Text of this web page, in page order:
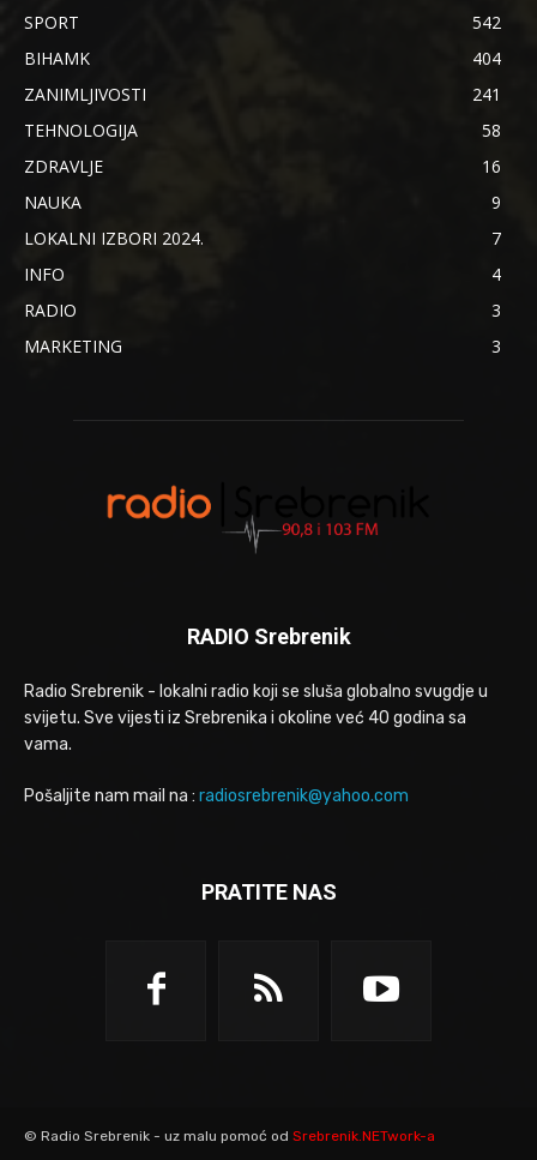
SPORT
542
BIHAMK
404
ZANIMLJIVOSTI
241
TEHNOLOGIJA
58
ZDRAVLJE
16
NAUKA
9
LOKALNI IZBORI 2024.
7
INFO
4
RADIO
3
MARKETING
3
RADIO Srebrenik
Radio Srebrenik - lokalni radio koji se sluša globalno svugdje u
svijetu. Sve vijesti iz Srebrenika i okoline već 40 godina sa
vama.
Pošaljite nam mail na : radiosrebrenik@yahoo.com
PRATITE NAS
© Radio Srebrenik - uz malu pomoć od Srebrenik.NETwork-a